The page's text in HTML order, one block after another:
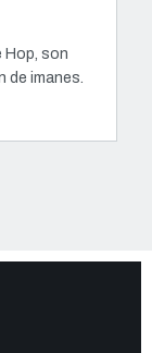
Hop, son
imanes.